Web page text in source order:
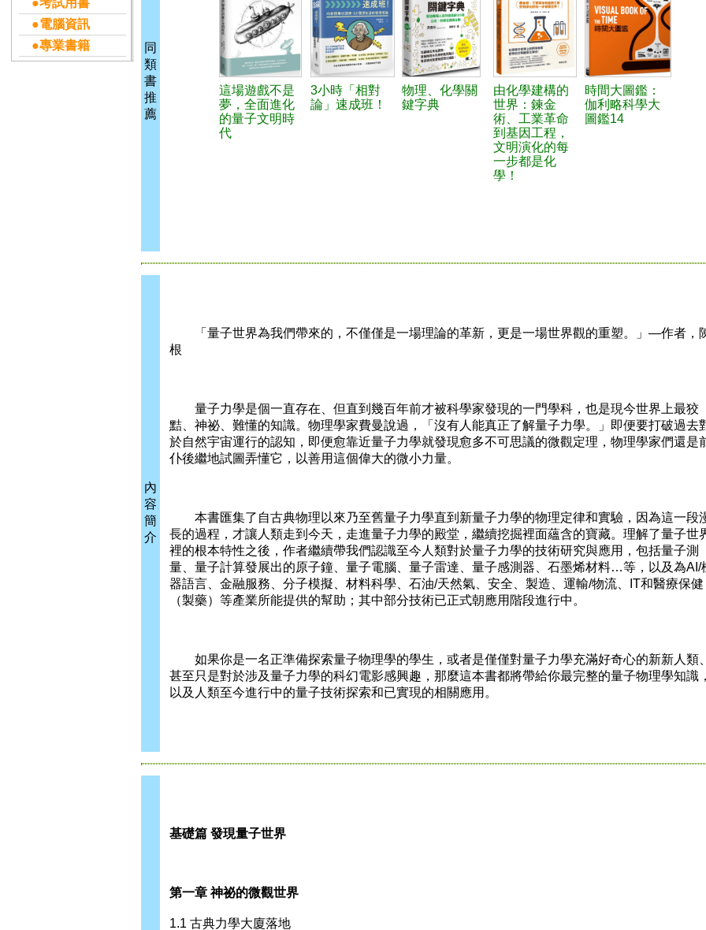
●考試用書
●電腦資訊
●專業書籍
同
類
書
推
薦
這場遊戲不是
夢，全面進化
的量子文明時
代
3小時「相對
論」速成班！
物理、化學關
鍵字典
由化學建構的
世界：鍊金
術、工業革命
到基因工程，
文明演化的每
一步都是化
學！
時間大圖鑑：
伽利略科學大
圖鑑14
內
容
簡
介
「量子世界為我們帶來的，不僅僅是一場理論的革新，更是一場世界觀的重塑。」—作者，
根
量子力學是個一直存在、但直到幾百年前才被科學家發現的一門學科，也是現今世界上最狡
黠、神祕、難懂的知識。物理學家費曼說過，「沒有人能真正了解量子力學。」即便要打破過去
於自然宇宙運行的認知，即便愈靠近量子力學就發現愈多不可思議的微觀定理，物理學家們還是
仆後繼地試圖弄懂它，以善用這個偉大的微小力量。
本書匯集了自古典物理以來乃至舊量子力學直到新量子力學的物理定律和實驗，因為這一段
長的過程，才讓人類走到今天，走進量子力學的殿堂，繼續挖掘裡面蘊含的寶藏。理解了量子世
裡的根本特性之後，作者繼續帶我們認識至今人類對於量子力學的技術研究與應用，包括量子測
量、量子計算發展出的原子鐘、量子電腦、量子雷達、量子感測器、石墨烯材料…等，以及為AI/
器語言、金融服務、分子模擬、材料科學、石油/天然氣、安全、製造、運輸/物流、IT和醫療保健
（製藥）等產業所能提供的幫助；其中部分技術已正式朝應用階段進行中。
如果你是一名正準備探索量子物理學的學生，或者是僅僅對量子力學充滿好奇心的新新人類、
甚至只是對於涉及量子力學的科幻電影感興趣，那麼這本書都將帶給你最完整的量子物理學知識，
以及人類至今進行中的量子技術探索和已實現的相關應用。
基礎篇 發現量子世界
第一章 神祕的微觀世界
1.1 古典力學大廈落地